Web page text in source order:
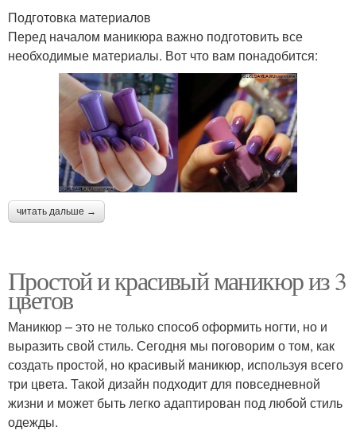
Подготовка материалов
Перед началом маникюра важно подготовить все
необходимые материалы. Вот что вам понадобится:
читать дальше →
Простой и красивый маникюр из 3
цветов
Маникюр – это не только способ оформить ногти, но и
выразить свой стиль. Сегодня мы поговорим о том, как
создать простой, но красивый маникюр, используя всего
три цвета. Такой дизайн подходит для повседневной
жизни и может быть легко адаптирован под любой стиль
одежды.